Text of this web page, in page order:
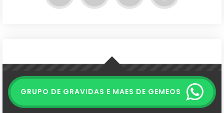
GRUPO DE GRAVIDAS E MAES DE GEMEOS